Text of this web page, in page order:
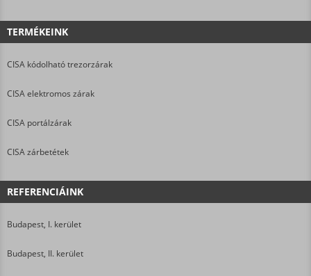
TERMÉKEINK
CISA kódolható trezorzárak
CISA elektromos zárak
CISA portálzárak
CISA zárbetétek
REFERENCIÁINK
Budapest, I. kerület
Budapest, II. kerület